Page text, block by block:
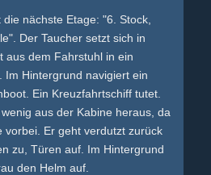
nächste Etage: "6. Stock,
Der Taucher setzt sich in
aus dem Fahrstuhl in ein
Im Hintergrund navigiert ein
Ein Kreuzfahrtschiff tutet.
aus der Kabine heraus, da
vorbei. Er geht verdutzt zurück
zu, Türen auf. Im Hintergrund
den Helm auf.